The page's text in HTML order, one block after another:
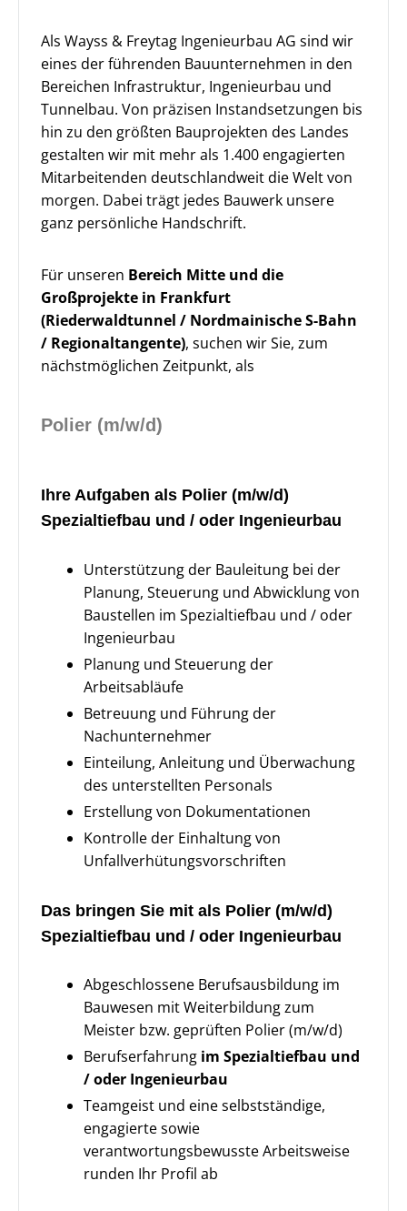
Als Wayss & Freytag Ingenieurbau AG sind wir
eines der führenden Bauunternehmen in den
Bereichen Infrastruktur, Ingenieurbau und
Tunnelbau. Von präzisen Instandsetzungen bis
hin zu den größten Bauprojekten des Landes
gestalten wir mit mehr als 1.400 engagierten
Mitarbeitenden deutschlandweit die Welt von
morgen. Dabei trägt jedes Bauwerk unsere
ganz persönliche Handschrift.
Für unseren Bereich Mitte und die
Großprojekte in Frankfurt
(Riederwaldtunnel / Nordmainische S-Bahn
/ Regionaltangente), suchen wir Sie, zum
nächstmöglichen Zeitpunkt, als
Polier (m/w/d)
Ihre Aufgaben als Polier (m/w/d)
Spezialtiefbau und / oder Ingenieurbau
Unterstützung der Bauleitung bei der
Planung, Steuerung und Abwicklung von
Baustellen im Spezialtiefbau und / oder
Ingenieurbau
Planung und Steuerung der
Arbeitsabläufe
Betreuung und Führung der
Nachunternehmer
Einteilung, Anleitung und Überwachung
des unterstellten Personals
Erstellung von Dokumentationen
Kontrolle der Einhaltung von
Unfallverhütungsvorschriften
Das bringen Sie mit als Polier (m/w/d)
Spezialtiefbau und / oder Ingenieurbau
Abgeschlossene Berufsausbildung im
Bauwesen mit Weiterbildung zum
Meister bzw. geprüften Polier (m/w/d)
Berufserfahrung im Spezialtiefbau und
/ oder Ingenieurbau
Teamgeist und eine selbstständige,
engagierte sowie
verantwortungsbewusste Arbeitsweise
runden Ihr Profil ab